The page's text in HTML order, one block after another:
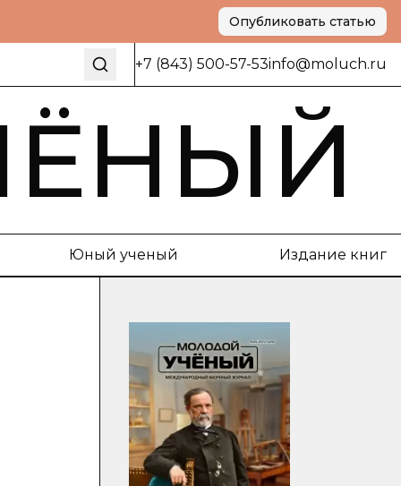
Опубликовать статью
+7 (843) 500-57-53info@moluch.ru
Юный ученый Издание книг